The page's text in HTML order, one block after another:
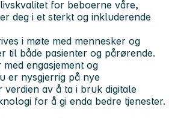
for beboerne våre,
deg i et sterkt og inkluderende
i møte med mennesker og
til både pasienter og pårørende.
engasjement og
er nysgjerrig på nye
verdien av å ta i bruk digitale
for å gi enda bedre tjenester.